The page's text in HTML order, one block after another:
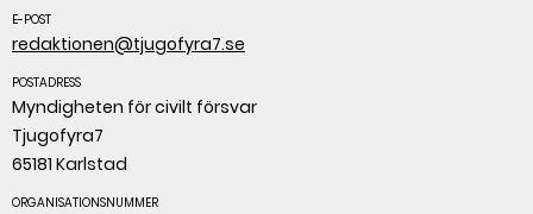
E-POST
redaktionen@tjugofyra7.se
POSTADRESS
Myndigheten för civilt försvar
Tjugofyra7
65181 Karlstad
ORGANISATIONSNUMMER